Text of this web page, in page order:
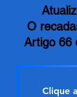
O
Artigo 66
Clique